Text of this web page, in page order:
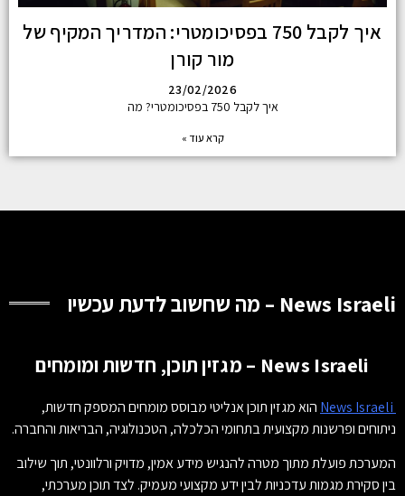
איך לקבל 750 בפסיכומטרי: המדריך המקיף של
מור קורן
23/02/2026
איך לקבל 750 בפסיכומטרי? מה
קרא עוד »
News Israeli – מה שחשוב לדעת עכשיו
News Israeli – מגזין תוכן, חדשות ומומחים
הוא מגזין תוכן אנליטי מבוסס מומחים המספק חדשות,
ניתוחים ופרשנות מקצועית בתחומי הכלכלה, הטכנולוגיה, הבריאות והחברה.
המערכת פועלת מתוך מטרה להנגיש מידע אמין, מדויק ורלוונטי, תוך שילוב
בין סקירת מגמות עדכניות לבין ידע מקצועי מעמיק. לצד תוכן מערכתי,